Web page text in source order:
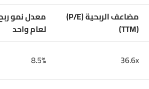
مضاعف الربحية (P/E)
(TTM)
لعام واحد
36.6x
8.5%